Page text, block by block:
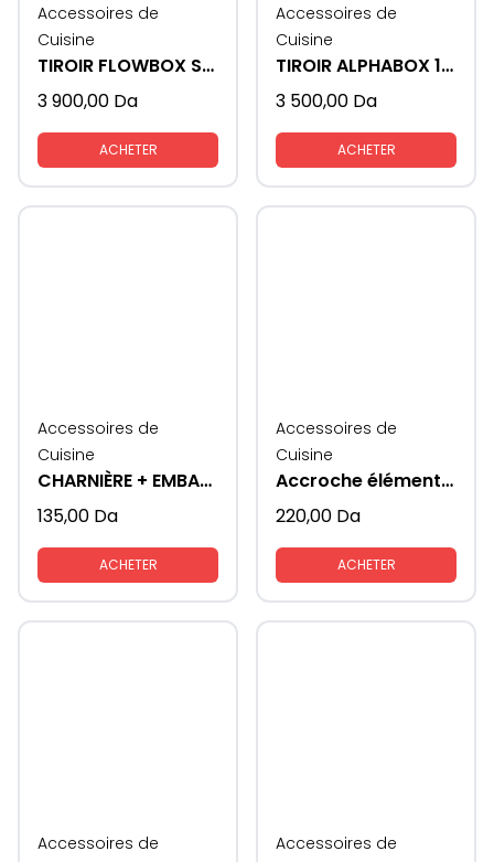
Accessoires de
Cuisine
TIROIR FLOWBOX SAMET
3 900,00 Da
ACHETER
Accessoires de
Cuisine
TIROIR ALPHABOX 16mm 450 soft close
3 500,00 Da
ACHETER
Accessoires de
Cuisine
CHARNIÈRE + EMBASE STAR TRACK 3D
135,00 Da
ACHETER
Accessoires de
Cuisine
Accroche éléments meubles cuisines
220,00 Da
ACHETER
Accessoires de
Accessoires de